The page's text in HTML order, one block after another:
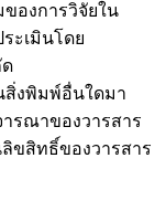
ของการวิจัยใน
ะเมินโดย
สิ่งพิมพ์อื่นใดมา
รณาของวารสาร
ขสิทธิ์ของวารสาร